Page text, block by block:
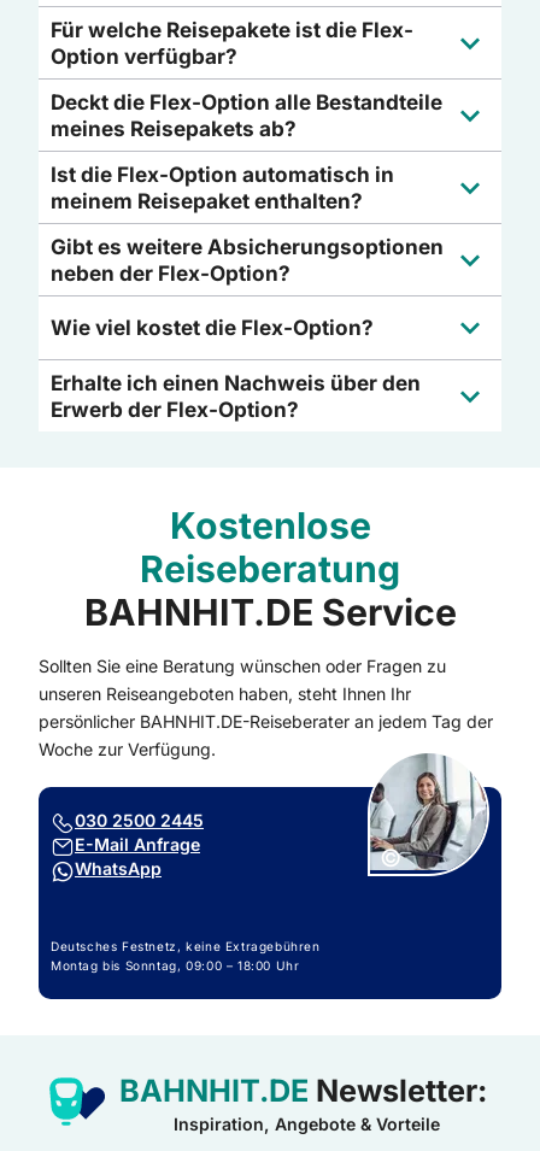
Für welche Reisepakete ist die Flex-
Option verfügbar?
Deckt die Flex-Option alle Bestandteile
meines Reisepakets ab?
Ist die Flex-Option automatisch in
meinem Reisepaket enthalten?
Gibt es weitere Absicherungsoptionen
neben der Flex-Option?
Wie viel kostet die Flex-Option?
Erhalte ich einen Nachweis über den
Erwerb der Flex-Option?
Kostenlose
Reiseberatung
BAHNHIT.DE Service
Sollten Sie eine Beratung wünschen oder Fragen zu
unseren Reiseangeboten haben, steht Ihnen Ihr
persönlicher BAHNHIT.DE-Reiseberater an jedem Tag der
Woche zur Verfügung.
030 2500 2445
E-Mail Anfrage
WhatsApp
Deutsches Festnetz, keine Extragebühren
Montag bis Sonntag, 09:00 – 18:00 Uhr
Copyright:
©
BAHNHIT.DE Newsletter:
Inspiration, Angebote & Vorteile